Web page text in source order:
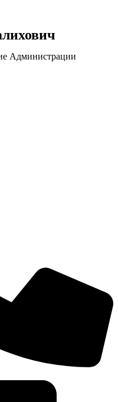
Администрации